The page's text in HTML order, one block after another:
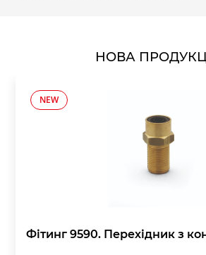
НОВА
NEW
Фітинг 9590. Перехідник з